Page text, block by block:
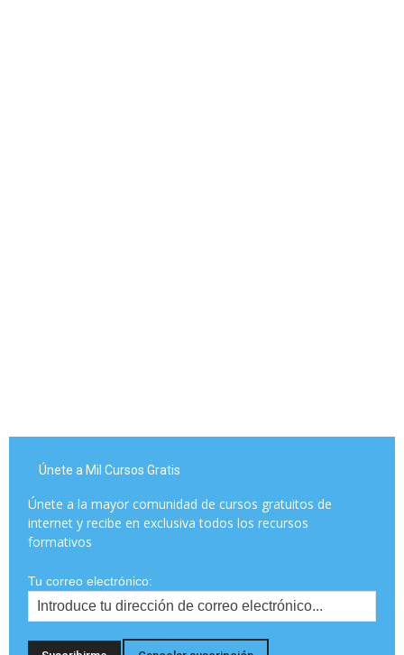
Únete a Mil Cursos Gratis
Únete a la mayor comunidad de cursos gratuitos de
internet y recibe en exclusiva todos los recursos
formativos
Tu correo electrónico: